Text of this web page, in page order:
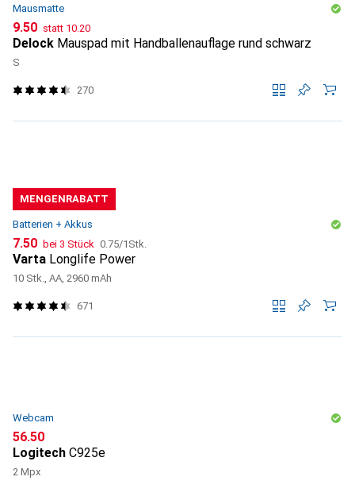
Mausmatte
CHF
9.50 statt CHF
10.20
Delock Mauspad mit Handballenauflage rund schwarz
S
270
MENGENRABATT
Batterien + Akkus
CHF
7.50 bei 3 Stück CHF
0.75/1Stk.
Varta Longlife Power
10 Stk., AA, 2960 mAh
671
Webcam
CHF
56.50
Logitech C925e
2 Mpx